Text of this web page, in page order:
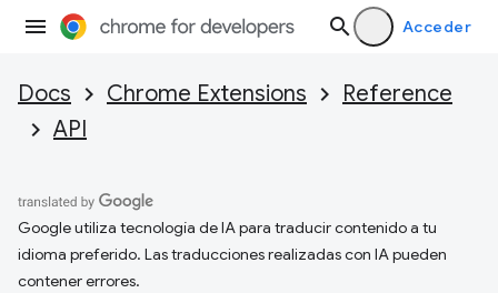
Acceder
Docs Chrome Extensions
Reference
API
Google utiliza tecnología de IA para traducir contenido a tu
idioma preferido. Las traducciones realizadas con IA pueden
contener errores.